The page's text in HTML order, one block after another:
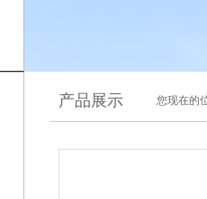
产品展示 您现在的